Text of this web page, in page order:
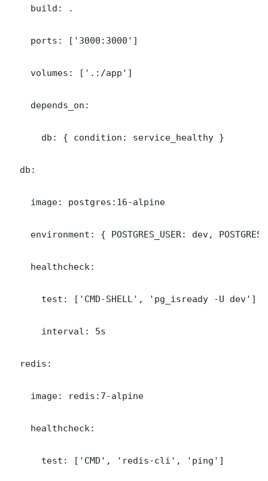
    build: .
    ports: ['3000:3000']
    volumes: ['.:/app']
    depends_on:
      db: { condition: service_healthy }
  db:
    image: postgres:16-alpine
environment: { POSTGRES_USER: dev,
    healthcheck:
      test: ['CMD-SHELL', 'pg_isready -U dev']
      interval: 5s
  redis:
    image: redis:7-alpine
    healthcheck:
      test: ['CMD', 'redis-cli', 'ping']